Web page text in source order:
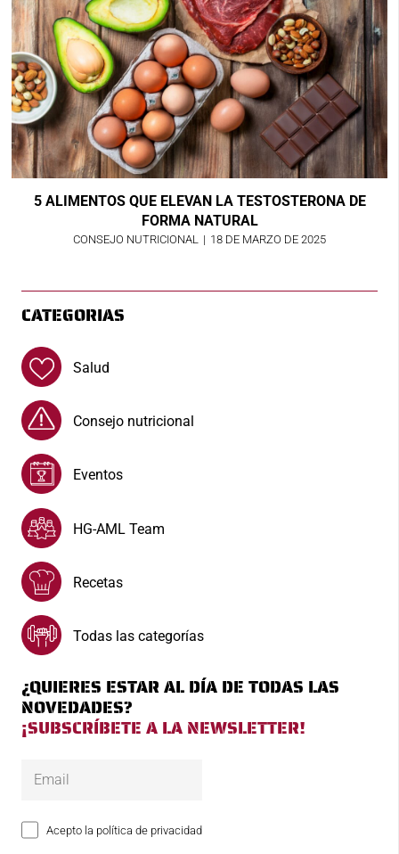
5 ALIMENTOS QUE ELEVAN LA TESTOSTERONA DE
FORMA NATURAL
CONSEJO NUTRICIONAL | 18 DE MARZO DE 2025
CATEGORIAS
Salud
Consejo nutricional
Eventos
HG-AML Team
Recetas
Todas las categorías
¿QUIERES ESTAR AL DÍA DE TODAS LAS
NOVEDADES?
¡SUBSCRÍBETE A LA NEWSLETTER!
Acepto la política de privacidad